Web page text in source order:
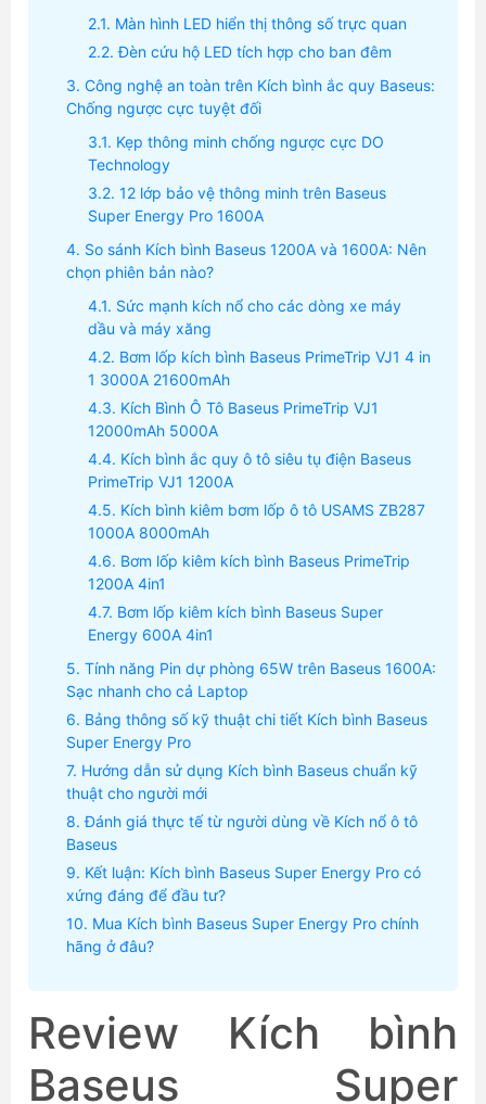
Màn hình LED hiển thị thông số trực quan
Đèn cứu hộ LED tích hợp cho ban đêm
Công nghệ an toàn trên Kích bình ắc quy Baseus:
Chống ngược cực tuyệt đối
Kẹp thông minh chống ngược cực DO
Technology
12 lớp bảo vệ thông minh trên Baseus
Super Energy Pro 1600A
So sánh Kích bình Baseus 1200A và 1600A: Nên
chọn phiên bản nào?
Sức mạnh kích nổ cho các dòng xe máy
dầu và máy xăng
Bơm lốp kích bình Baseus PrimeTrip VJ1 4 in
1 3000A 21600mAh
Kích Bình Ô Tô Baseus PrimeTrip VJ1
12000mAh 5000A
Kích bình ắc quy ô tô siêu tụ điện Baseus
PrimeTrip VJ1 1200A
Kích bình kiêm bơm lốp ô tô USAMS ZB287
1000A 8000mAh
Bơm lốp kiêm kích bình Baseus PrimeTrip
1200A 4in1
Bơm lốp kiêm kích bình Baseus Super
Energy 600A 4in1
Tính năng Pin dự phòng 65W trên Baseus 1600A:
Sạc nhanh cho cả Laptop
Bảng thông số kỹ thuật chi tiết Kích bình Baseus
Super Energy Pro
Hướng dẫn sử dụng Kích bình Baseus chuẩn kỹ
thuật cho người mới
Đánh giá thực tế từ người dùng về Kích nổ ô tô
Baseus
Kết luận: Kích bình Baseus Super Energy Pro có
xứng đáng để đầu tư?
Mua Kích bình Baseus Super Energy Pro chính
hãng ở đâu?
Review Kích bình
Baseus Super